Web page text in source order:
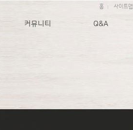
홈 사이트맵
커뮤니티 Q&A